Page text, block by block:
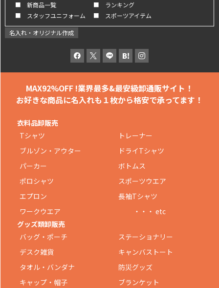
■ 新商品一覧
■ ランキング
■ スタッフユニフォーム
■ スポーツアイテム
名入れ・オリジナル作成
MAX92%OFF !業界最多&最安級卸通販サイト！
お好きな商品に名入れも １枚から格安で承ってます！
衣料品卸販売
Tシャツ
トレーナー
ブルゾン・アウター
ドライTシャツ
パーカー
ボトムス
ポロシャツ
スポーツウエア
エプロン
長袖Tシャツ
ワークウエア
・・・ etc
グッズ類卸販売
バッグ・ポーチ
ステーショナリー
デスク雑貨
キャンバストート
タオル・バンダナ
防災グッズ
キャップ・帽子
ブランケット